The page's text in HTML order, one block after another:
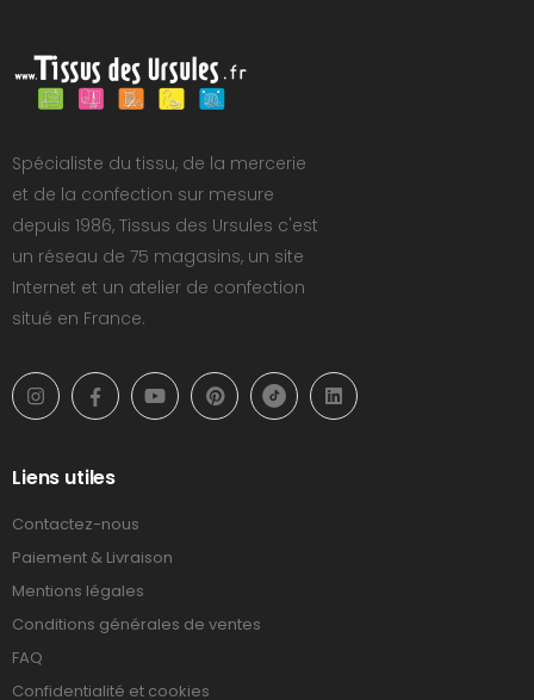
Spécialiste du tissu, de la mercerie
et de la confection sur mesure
depuis 1986, Tissus des Ursules c'est
un réseau de 75 magasins, un site
Internet et un atelier de confection
situé en France.
Liens utiles
Contactez-nous
Paiement & Livraison
Mentions légales
Conditions générales de ventes
FAQ
Confidentialité et cookies